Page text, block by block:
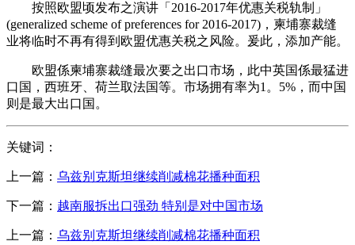
按照欧盟顷发布之演讲「2016-2017年优惠关税轨制」
(generalized scheme of preferences for 2016-2017)，柬埔寨裁缝
业将临时不再有得到欧盟优惠关税之风险。爰此，添加产能。
欧盟係柬埔寨裁缝最次要之出口市场，此中英国係最猛进
口国，西班牙、荷兰取法国等。市场拥有率为1。5%，而中国
则是最大出口国。
关键词：
上一篇： 乌兹别克斯坦继续削减棉花播种面积
下一篇： 越南服拆出口强劲 特别是对中国市场
上一篇： 乌兹别克斯坦继续削减棉花播种面积